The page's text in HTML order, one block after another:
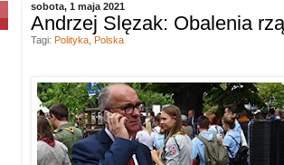
sobota, 1 maja 2021
Andrzej Slęzak: Obalenia
Tagi: Polityka, Polska